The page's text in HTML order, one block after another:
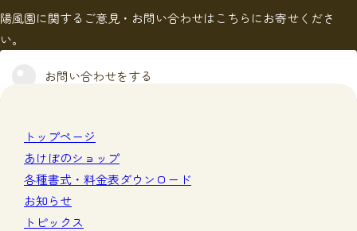
陽風園に関するご意見・お問い合わせはこちらにお寄せくださ
い。
お問い合わせをする
トップページ
あけぼのショップ
各種書式・料金表ダウンロード
お知らせ
トピックス